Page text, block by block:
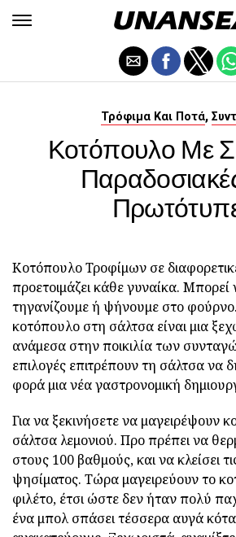
Τρόφιμα Και Ποτά,
Κοτόπουλο Με
Κοτόπουλο Τροφίμων σε
προετοιμάζει κάθε γυναίκα. Μπορεί
τηγανίζουμε ή ψήνουμε στο
κοτόπουλο στη σάλτσα είναι μια
ανάμεσα στην ποικιλία των
επιλογές επιτρέπουν τη σάλτσα να
φορά μια νέα γαστρονομική
Για να ξεκινήσετε να μαγειρέψουν
σάλτσα λεμονιού. Προ πρέπει να
στους 100 βαθμούς, και να κλείσει
ψησίματος. Τώρα μαγειρεύουν το
φιλέτο, έτσι ώστε δεν ήταν πολύ
ένα μπολ σπάσει τέσσερα αυγά